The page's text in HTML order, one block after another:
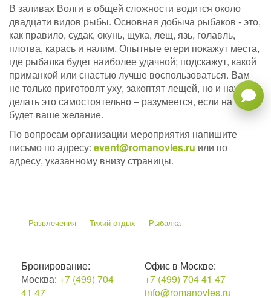
В заливах Волги в общей сложности водится около
двадцати видов рыбы. Основная добыча рыбаков - это,
как правило, судак, окунь, щука, лещ, язь, голавль,
плотва, карась и налим. Опытные егери покажут места,
где рыбалка будет наиболее удачной; подскажут, какой
приманкой или снастью лучше воспользоваться. Вам
не только приготовят уху, закоптят лещей, но и научат
делать это самостоятельно – разумеется, если на то
будет ваше желание.
По вопросам организации мероприятия напишите
письмо по адресу: event@romanovles.ru или по
адресу, указанному внизу страницы.
Развлечения Тихий отдых Рыбалка
Бронирование:
Москва: +7 (499) 704
41 47
Офис в Москве:
+7 (499) 704 41 47
info@romanovles.ru